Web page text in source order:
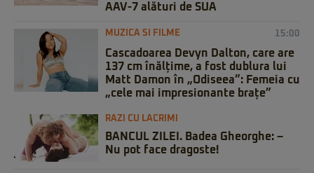
AAV-7 alături de SUA
MUZICA SI FILME 15:00
Cascadoarea Devyn Dalton, care are
137 cm înălțime, a fost dublura lui
Matt Damon în „Odiseea”: Femeia cu
„cele mai impresionante brațe”
RAZI CU LACRIMI
BANCUL ZILEI. Badea Gheorghe: –
Nu pot face dragoste!